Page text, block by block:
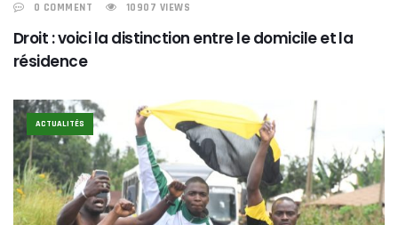
0 COMMENT 10907 VIEWS
Droit : voici la distinction entre le domicile et la
résidence
ACTUALITÉS